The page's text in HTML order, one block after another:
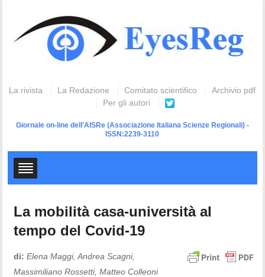
La rivista La Redazione Comitato scientifico
Archivio pdf
Per gli autori
Giornale on-line dell'AISRe (Associazione Italiana Scienze Regionali) -
ISSN:2239-3110
La mobilità casa-università al
tempo del Covid-19
di:Elena Maggi, Andrea Scagni,
Massimiliano Rossetti, Matteo Colleoni